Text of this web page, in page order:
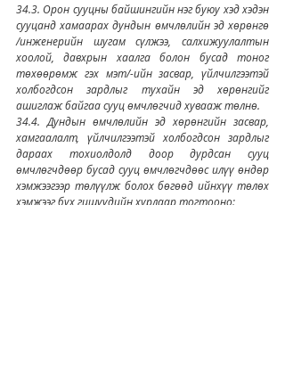
34.3. Орон сууцны байшингийн нэг буюу хэд хэдэн
сууцанд хамаарах дундын өмчлөлийн эд хөрөнгө
/инженерийн шугам сүлжээ, салхижуулалтын
хоолой, давхрын хаалга болон бусад тоног
төхөөрөмж гэх мэт/-ийн засвар, үйлчилгээтэй
холбогдсон зардлыг тухайн эд хөрөнгийг
ашиглаж байгаа сууц өмчлөгчид хувааж төлнө.
34.4. Дундын өмчлөлийн эд хөрөнгийн засвар,
хамгаалалт, үйлчилгээтэй холбогдсон зардлыг
дараах тохиолдолд доор дурдсан сууц
өмчлөгчдөөр бусад сууц өмчлөгчдөөс илүү өндөр
хэмжээгээр төлүүлж болох бөгөөд ийнхүү төлөх
хэмжээг бүх гишүүдийн хурлаар тогтооно: